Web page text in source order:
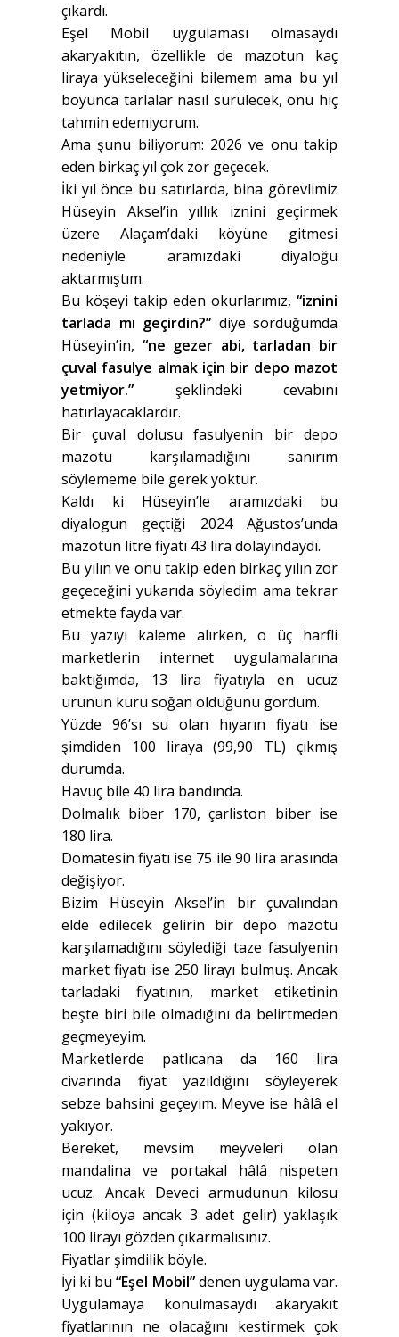
çıkardı.
Eşel Mobil uygulaması olmasaydı
akaryakıtın, özellikle de mazotun kaç
liraya yükseleceğini bilemem ama bu yıl
boyunca tarlalar nasıl sürülecek, onu hiç
tahmin edemiyorum.
Ama şunu biliyorum: 2026 ve onu takip
eden birkaç yıl çok zor geçecek.
İki yıl önce bu satırlarda, bina görevlimiz
Hüseyin Aksel’in yıllık iznini geçirmek
üzere Alaçam’daki köyüne gitmesi
nedeniyle aramızdaki diyaloğu
aktarmıştım.
Bu köşeyi takip eden okurlarımız, “iznini
tarlada mı geçirdin?” diye sorduğumda
Hüseyin’in, “ne gezer abi, tarladan bir
çuval fasulye almak için bir depo mazot
yetmiyor.” şeklindeki cevabını
hatırlayacaklardır.
Bir çuval dolusu fasulyenin bir depo
mazotu karşılamadığını sanırım
söylememe bile gerek yoktur.
Kaldı ki Hüseyin’le aramızdaki bu
diyalogun geçtiği 2024 Ağustos’unda
mazotun litre fiyatı 43 lira dolayındaydı.
Bu yılın ve onu takip eden birkaç yılın zor
geçeceğini yukarıda söyledim ama tekrar
etmekte fayda var.
Bu yazıyı kaleme alırken, o üç harfli
marketlerin internet uygulamalarına
baktığımda, 13 lira fiyatıyla en ucuz
ürünün kuru soğan olduğunu gördüm.
Yüzde 96’sı su olan hıyarın fiyatı ise
şimdiden 100 liraya (99,90 TL) çıkmış
durumda.
Havuç bile 40 lira bandında.
Dolmalık biber 170, çarliston biber ise
180 lira.
Domatesin fiyatı ise 75 ile 90 lira arasında
değişiyor.
Bizim Hüseyin Aksel’in bir çuvalından
elde edilecek gelirin bir depo mazotu
karşılamadığını söylediği taze fasulyenin
market fiyatı ise 250 lirayı bulmuş. Ancak
tarladaki fiyatının, market etiketinin
beşte biri bile olmadığını da belirtmeden
geçmeyeyim.
Marketlerde patlıcana da 160 lira
civarında fiyat yazıldığını söyleyerek
sebze bahsini geçeyim. Meyve ise hâlâ el
yakıyor.
Bereket, mevsim meyveleri olan
mandalina ve portakal hâlâ nispeten
ucuz. Ancak Deveci armudunun kilosu
için (kiloya ancak 3 adet gelir) yaklaşık
100 lirayı gözden çıkarmalısınız.
Fiyatlar şimdilik böyle.
İyi ki bu“Eşel Mobil”denen uygulama var.
Uygulamaya konulmasaydı akaryakıt
fiyatlarının ne olacağını kestirmek çok